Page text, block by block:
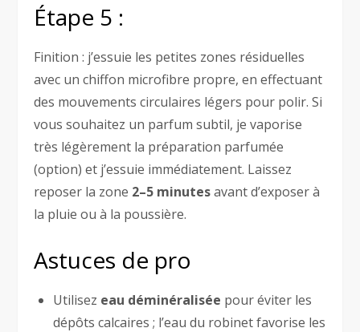
Étape 5 :
Finition : j’essuie les petites zones résiduelles
avec un chiffon microfibre propre, en effectuant
des mouvements circulaires légers pour polir. Si
vous souhaitez un parfum subtil, je vaporise
très légèrement la préparation parfumée
(option) et j’essuie immédiatement. Laissez
reposer la zone 2–5 minutesavant d’exposer à
la pluie ou à la poussière.
Astuces de pro
Utilisez eau déminéralisée pour éviter les
dépôts calcaires ; l’eau du robinet favorise les